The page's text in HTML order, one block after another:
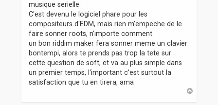
musique serielle.
C'est devenu le logiciel phare pour les
compositeurs d'EDM, mais rien m'empeche de le
faire sonner roots, n'importe comment
un bon riddim maker fera sonner meme un clavier
bontempi, alors te prends pas trop la tete sur
cette question de soft, et va au plus simple dans
un premier temps, l'important c'est surtout la
satisfaction que tu en tirera, ama